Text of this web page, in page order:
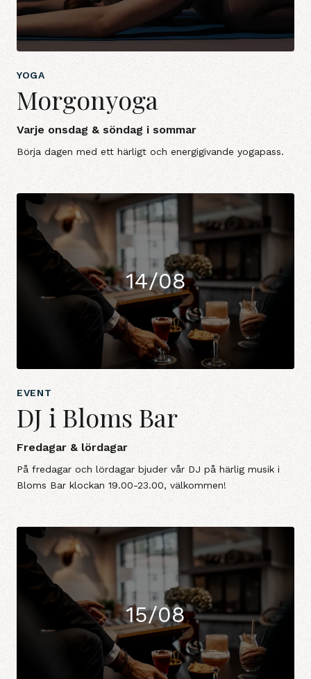
YOGA
Morgonyoga
Varje onsdag & söndag i sommar
Börja dagen med ett härligt och energigivande yogapass.
14/08
EVENT
DJ i Bloms Bar
Fredagar & lördagar
På fredagar och lördagar bjuder vår DJ på härlig musik i
Bloms Bar klockan 19.00-23.00, välkommen!
15/08